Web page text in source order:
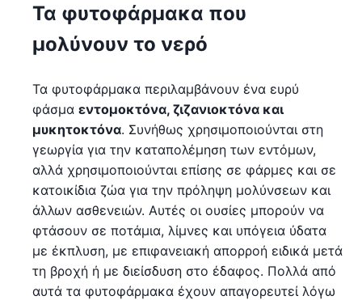
Τα φυτοφάρμακα που
μολύνουν το νερό
Τα φυτοφάρμακα περιλαμβάνουν ένα ευρύ
φάσμα εντομοκτόνα, ζιζανιοκτόνα και
μυκητοκτόνα. Συνήθως χρησιμοποιούνται στη
γεωργία για την καταπολέμηση των εντόμων,
αλλά χρησιμοποιούνται επίσης σε φάρμες και σε
κατοικίδια ζώα για την πρόληψη μολύνσεων και
άλλων ασθενειών. Αυτές οι ουσίες μπορούν να
φτάσουν σε ποτάμια, λίμνες και υπόγεια ύδατα
με έκπλυση, με επιφανειακή απορροή ειδικά μετά
τη βροχή ή με διείσδυση στο έδαφος. Πολλά από
αυτά τα φυτοφάρμακα έχουν απαγορευτεί λόγω